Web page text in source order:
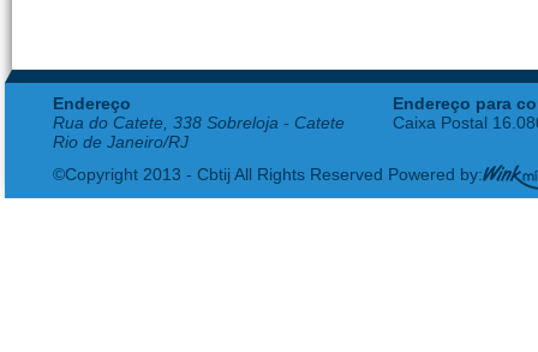
Endereço
Rua do Catete, 338 Sobreloja - Catete
Rio de Janeiro/RJ
Endereço para
Caixa Postal
©Copyright 2013 - Cbtij All Rights Reserved Powered by: